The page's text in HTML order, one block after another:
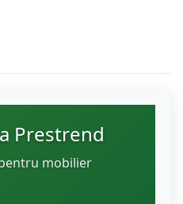
Prestrend
mobilier